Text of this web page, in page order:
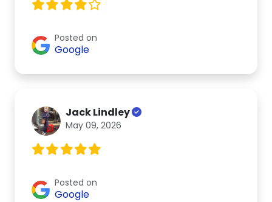
Posted on
Google
Jack Lindley
May 09, 2026
Posted on
Google